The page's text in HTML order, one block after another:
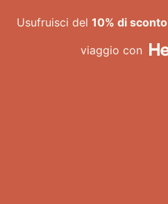
Usufruisci del 10% di sconto
viaggio con